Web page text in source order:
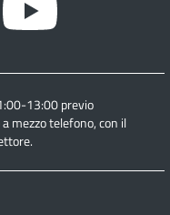
13:00 previo
mezzo telefono, con il